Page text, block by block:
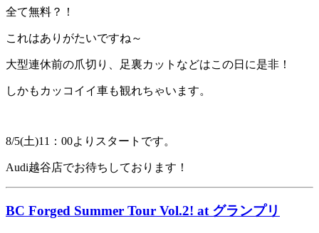
全て無料？！
これはありがたいですね～
大型連休前の爪切り、足裏カットなどはこの日に是非！
しかもカッコイイ車も観れちゃいます。
8/5(土)11：00よりスタートです。
Audi越谷店でお待ちしております！
BC Forged Summer Tour Vol.2! at グランプリ